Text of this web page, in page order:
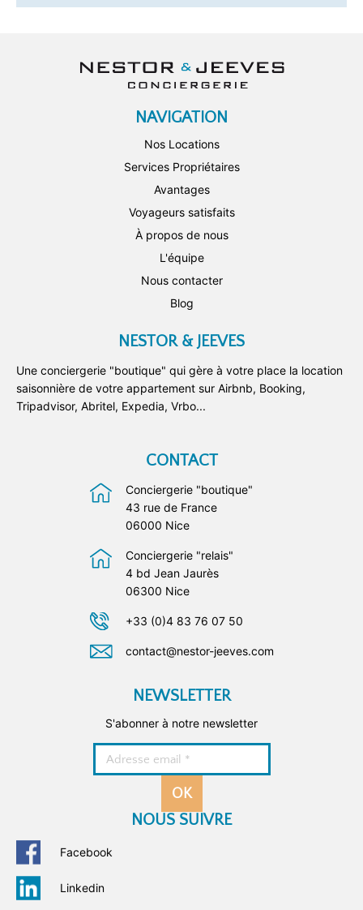
NAVIGATION
Nos Locations
Services Propriétaires
Avantages
Voyageurs satisfaits
À propos de nous
L'équipe
Nous contacter
Blog
NESTOR & JEEVES
Une conciergerie "boutique" qui gère à votre place la location
saisonnière de votre appartement sur Airbnb, Booking,
Tripadvisor, Abritel, Expedia, Vrbo...
CONTACT
Conciergerie "boutique"
43 rue de France
06000 Nice
Conciergerie "relais"
4 bd Jean Jaurès
06300 Nice
+33 (0)4 83 76 07 50
contact@nestor-jeeves.com
NEWSLETTER
S'abonner à notre newsletter
OK
NOUS SUIVRE
Facebook
Linkedin